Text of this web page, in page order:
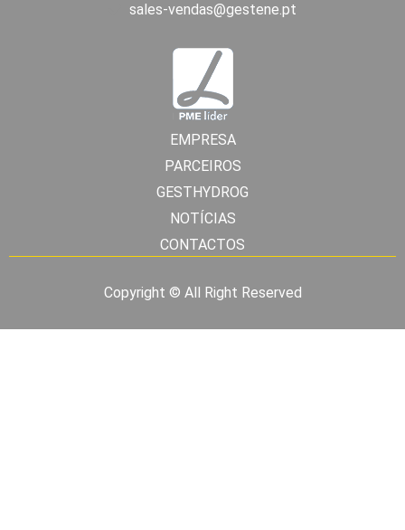
sales-vendas@gestene.pt
EMPRESA
PARCEIROS
GESTHYDROG
NOTÍCIAS
CONTACTOS
Copyright © All Right Reserved